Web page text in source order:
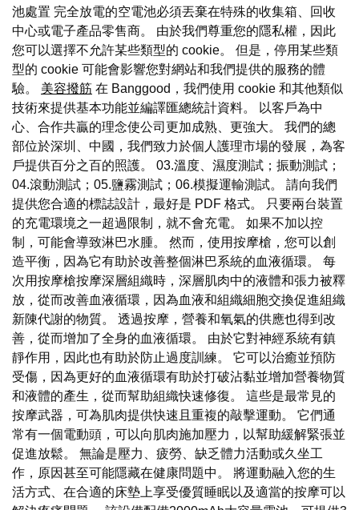
池處置 完全放電的空電池必須丟棄在特殊的收集箱、回收
中心或電子產品零售商。 由於我們尊重您的隱私權，因此
您可以選擇不允許某些類型的 cookie。 但是，停用某些類
型的 cookie 可能會影響您對網站和我們提供的服務的體
驗。 美容撥筋 在 Banggood，我們使用 cookie 和其他類似
技術來提供基本功能並編譯匯總統計資料。 以客戶為中
心、合作共贏的理念使公司更加成熟、更強大。 我們的總
部位於深圳、中國，我們致力於個人護理市場的發展，為客
戶提供百分之百的照護。 03.溫度、濕度測試；振動測試；
04.滾動測試；05.鹽霧測試；06.模擬運輸測試。 請向我們
提供您合適的標誌設計，最好是 PDF 格式。 只要兩台裝置
的充電環境之一超過限制，就不會充電。 如果不加以控
制，可能會導致淋巴水腫。 然而，使用按摩槍，您可以創
造平衡，因為它有助於改善整個淋巴系統的血液循環。 每
次用按摩槍按摩深層組織時，深層肌肉中的液體和張力被釋
放，從而改善血液循環，因為血液和組織細胞交換促進組織
新陳代謝的物質。 透過按摩，營養和氧氣的供應也得到改
善，從而增加了全身的血液循環。 由於它對神經系統有鎮
靜作用，因此也有助於防止過度訓練。 它可以治癒並預防
受傷，因為更好的血液循環有助於打破沾黏並增加營養物質
和液體的產生，從而幫助組織快速修復。 這些是最常見的
按摩武器，可為肌肉提供快速且重複的敲擊運動。 它們通
常有一個電動頭，可以向肌肉施加壓力，以幫助緩解緊張並
促進放鬆。 無論是壓力、疲勞、缺乏體力活動或久坐工
作，原因甚至可能隱藏在健康問題中。 將運動融入您的生
活方式、在合適的床墊上享受優質睡眠以及適當的按摩可以